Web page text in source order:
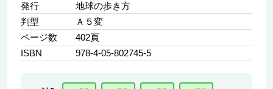
発行
地球の歩き方
判型
Ａ５変
ページ数
402頁
ISBN
978-4-05-802745-5